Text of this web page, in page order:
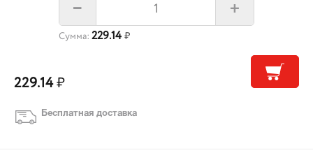
– +
Сумма: 229.14 ₽
229.14₽
Бесплатная доставка